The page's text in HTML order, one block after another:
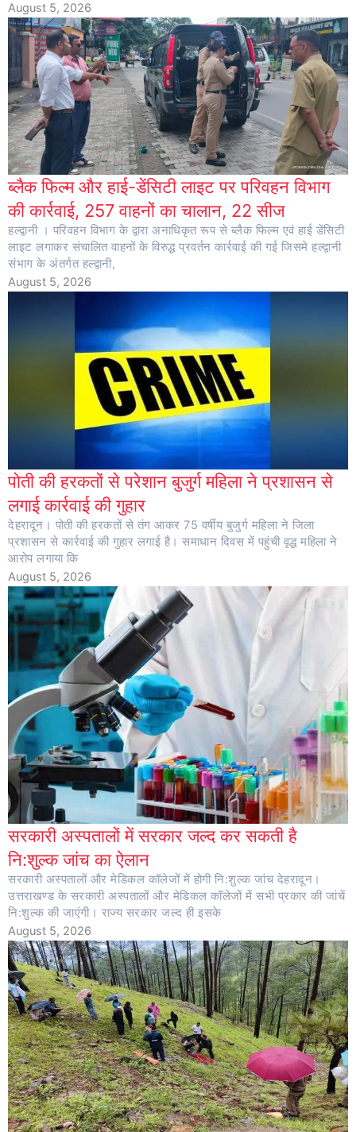
August 5, 2026
ब्लैक फिल्म और हाई-डेंसिटी लाइट पर परिवहन विभाग
की कार्रवाई, 257 वाहनों का चालान, 22 सीज
हल्द्वानी । परिवहन विभाग के द्वारा अनाधिकृत रूप से ब्लैक फिल्म एवं हाई डेंसिटी
लाइट लगाकर संचालित वाहनों के विरुद्ध प्रवर्तन कार्रवाई की गई जिसमे हल्द्वानी
संभाग के अंतर्गत हल्द्वानी,
August 5, 2026
पोती की हरकतों से परेशान बुजुर्ग महिला ने प्रशासन से
लगाई कार्रवाई की गुहार
देहरादून। पोती की हरकतों से तंग आकर 75 वर्षीय बुजुर्ग महिला ने जिला
प्रशासन से कार्रवाई की गुहार लगाई है। समाधान दिवस में पहुंची वृद्ध महिला ने
आरोप लगाया कि
August 5, 2026
सरकारी अस्पतालों में सरकार जल्द कर सकती है
नि:शुल्क जांच का ऐलान
सरकारी अस्पतालों और मेडिकल कॉलेजों में होगी नि:शुल्क जांच देहरादून।
उत्तराखण्ड के सरकारी अस्पतालों और मेडिकल कॉलेजों में सभी प्रकार की जांचें
नि:शुल्क की जाएंगी। राज्य सरकार जल्द ही इसके
August 5, 2026